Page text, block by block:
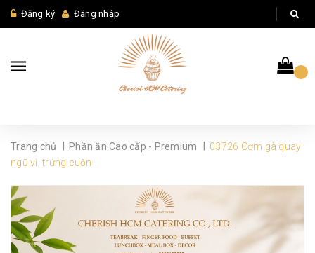
Đăng ký Đăng nhập
Trang chủ Phần ăn Cao cấp - Premium
03726 Cơm gà quay
ngũ vị, trứng cuộn